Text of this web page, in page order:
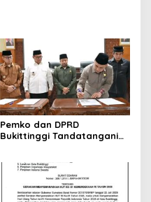
Pemko dan DPRD
Bukittinggi Tandatangani
2026